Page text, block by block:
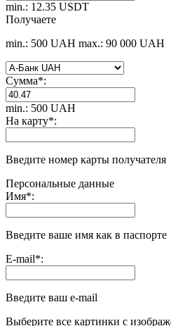
min.: 12.35 USDT
Получаете
min.: 500 UAH max.: 90 000 UAH
Сумма*:
min.: 500 UAH
На карту*:
Введите номер карты получателя
Персональные данные
Имя*:
Введите ваше имя как в паспорте
E-mail*:
Введите ваш e-mail
Выберите все картинки с